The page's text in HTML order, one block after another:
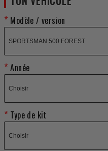
Modèle / version
Année
Type de kit